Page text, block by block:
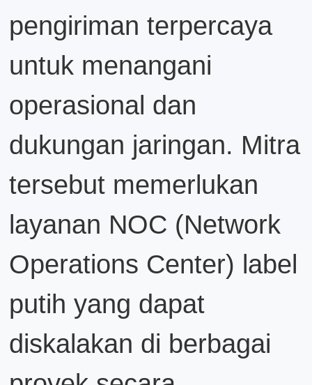
pengiriman terpercaya
untuk menangani
operasional dan
dukungan jaringan. Mitra
tersebut memerlukan
layanan NOC (Network
Operations Center) label
putih yang dapat
diskalakan di berbagai